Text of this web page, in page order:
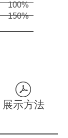
100%
​150%
展示方法